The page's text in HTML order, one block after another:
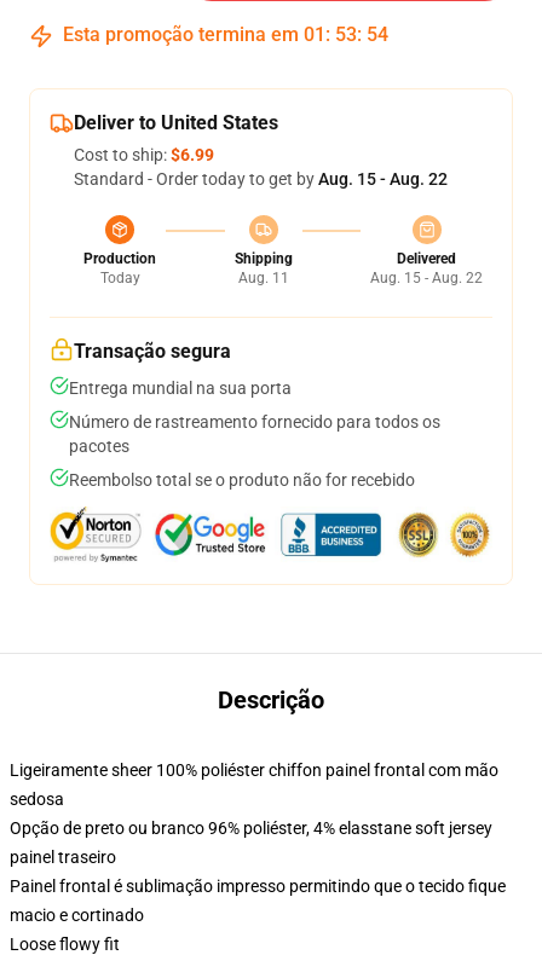
Esta promoção termina em 01 : 53: 53
Deliver to United States
Cost to ship:$6.99
Standard - Order today to get byAug. 15 - Aug. 22
Production
Today
Shipping
Aug. 11
Delivered
Aug. 15 - Aug. 22
Transação segura
Entrega mundial na sua porta
Número de rastreamento fornecido para todos os
pacotes
Reembolso total se o produto não for recebido
Descrição
Ligeiramente sheer 100% poliéster chiffon painel frontal com mão
sedosa
Opção de preto ou branco 96% poliéster, 4% elasstane soft jersey
painel traseiro
Painel frontal é sublimação impresso permitindo que o tecido fique
macio e cortinado
Loose flowy fit